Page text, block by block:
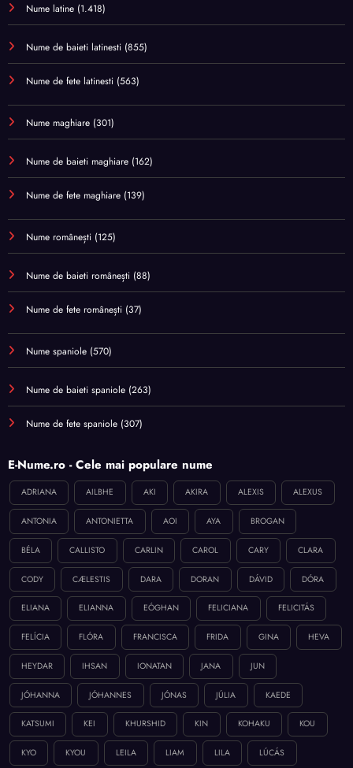
Nume latine (1.418)
Nume de baieti latinesti (855)
Nume de fete latinesti (563)
Nume maghiare (301)
Nume de baieti maghiare (162)
Nume de fete maghiare (139)
Nume românești (125)
Nume de baieti românești (88)
Nume de fete românești (37)
Nume spaniole (570)
Nume de baieti spaniole (263)
Nume de fete spaniole (307)
E-Nume.ro - Cele mai populare nume
ADRIANA AILBHE AKI AKIRA ALEXIS ALEXUS
ANTONIA ANTONIETTA AOI AYA BROGAN
BÉLA CALLISTO CARLIN CAROL CARY CLARA
CODY CÆLESTIS DARA DORAN DÁVID DÓRA
ELIANA ELIANNA EÓGHAN FELICIANA FELICITÁS
FELÍCIA FLÓRA FRANCISCA FRIDA GINA HEVA
HEYDAR IHSAN IONATAN JANA JUN
JÓHANNA JÓHANNES JÓNAS JÚLIA KAEDE
KATSUMI KEI KHURSHID KIN KOHAKU KOU
KYO KYOU LEILA LIAM LILA LÚCÁS